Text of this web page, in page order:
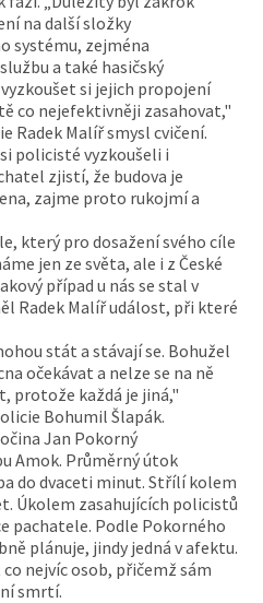
na další složky
systému, zejména
a také hasičský
si jejich propojení
co nejefektivněji zasahovat,"
Radek Malíř smysl cvičení.
policisté vyzkoušeli i
zjistí, že budova je
zajme proto rukojmí a
který pro dosažení svého cíle
jen ze světa, ale i z České
případ u nás se stal v
Radek Malíř událost, při které
stát a stávají se. Bohužel
očekávat a nelze se na ně
protože každá je jiná,"
Bohumil Šlapák.
Jan Pokorný
Amok. Průměrný útok
do dvaceti minut. Střílí kolem
Úkolem zasahujících policistů
pachatele. Podle Pokorného
plánuje, jindy jedná v afektu.
nejvíc osob, přičemž sám
smrtí.